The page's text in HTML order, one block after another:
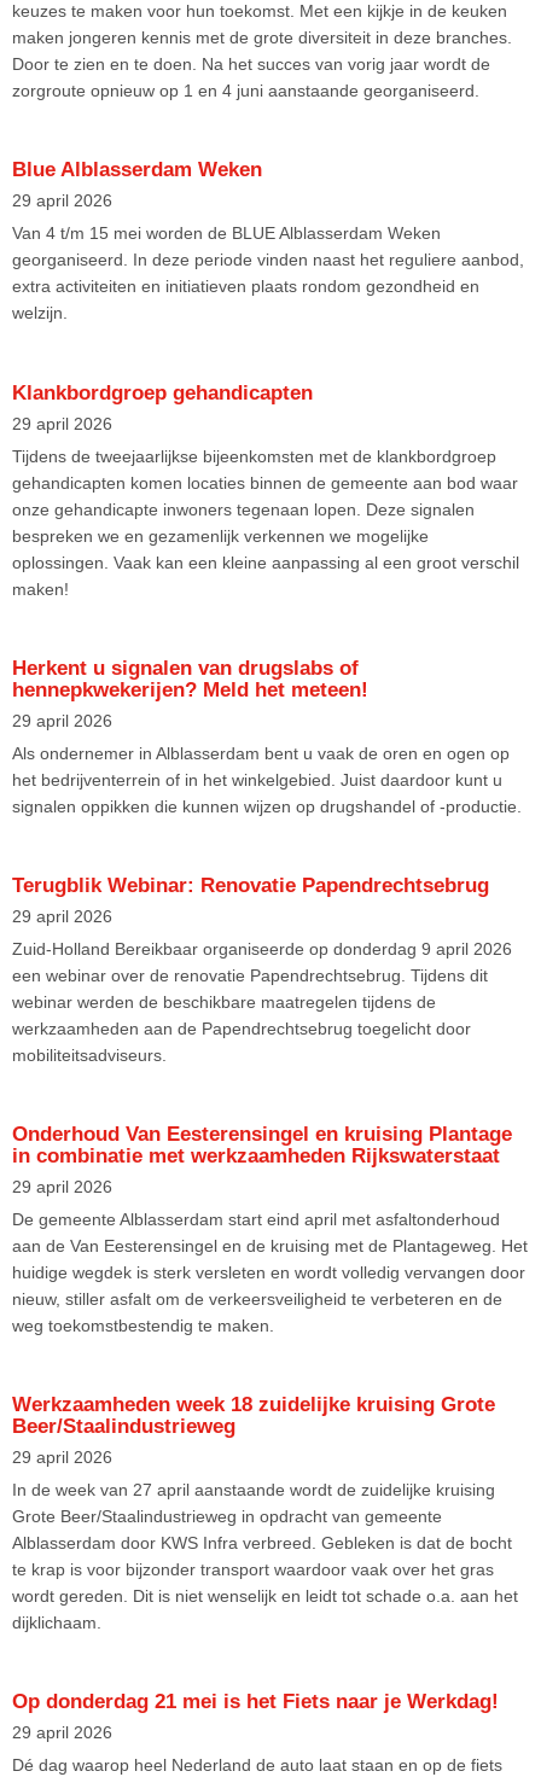
keuzes te maken voor hun toekomst. Met een kijkje in de keuken
maken jongeren kennis met de grote diversiteit in deze branches.
Door te zien en te doen. Na het succes van vorig jaar wordt de
zorgroute opnieuw op 1 en 4 juni aanstaande georganiseerd.
Blue Alblasserdam Weken
29 april 2026
Van 4 t/m 15 mei worden de BLUE Alblasserdam Weken
georganiseerd. In deze periode vinden naast het reguliere aanbod,
extra activiteiten en initiatieven plaats rondom gezondheid en
welzijn.
Klankbordgroep gehandicapten
29 april 2026
Tijdens de tweejaarlijkse bijeenkomsten met de klankbordgroep
gehandicapten komen locaties binnen de gemeente aan bod waar
onze gehandicapte inwoners tegenaan lopen. Deze signalen
bespreken we en gezamenlijk verkennen we mogelijke
oplossingen. Vaak kan een kleine aanpassing al een groot verschil
maken!
Herkent u signalen van drugslabs of
hennepkwekerijen? Meld het meteen!
29 april 2026
Als ondernemer in Alblasserdam bent u vaak de oren en ogen op
het bedrijventerrein of in het winkelgebied. Juist daardoor kunt u
signalen oppikken die kunnen wijzen op drugshandel of -productie.
Terugblik Webinar: Renovatie Papendrechtsebrug
29 april 2026
Zuid-Holland Bereikbaar organiseerde op donderdag 9 april 2026
een webinar over de renovatie Papendrechtsebrug. Tijdens dit
webinar werden de beschikbare maatregelen tijdens de
werkzaamheden aan de Papendrechtsebrug toegelicht door
mobiliteitsadviseurs.
Onderhoud Van Eesterensingel en kruising Plantage
in combinatie met werkzaamheden Rijkswaterstaat
29 april 2026
De gemeente Alblasserdam start eind april met asfaltonderhoud
aan de Van Eesterensingel en de kruising met de Plantageweg. Het
huidige wegdek is sterk versleten en wordt volledig vervangen door
nieuw, stiller asfalt om de verkeersveiligheid te verbeteren en de
weg toekomstbestendig te maken.
Werkzaamheden week 18 zuidelijke kruising Grote
Beer/Staalindustrieweg
29 april 2026
In de week van 27 april aanstaande wordt de zuidelijke kruising
Grote Beer/Staalindustrieweg in opdracht van gemeente
Alblasserdam door KWS Infra verbreed. Gebleken is dat de bocht
te krap is voor bijzonder transport waardoor vaak over het gras
wordt gereden. Dit is niet wenselijk en leidt tot schade o.a. aan het
dijklichaam.
Op donderdag 21 mei is het Fiets naar je Werkdag!
29 april 2026
Dé dag waarop heel Nederland de auto laat staan en op de fiets